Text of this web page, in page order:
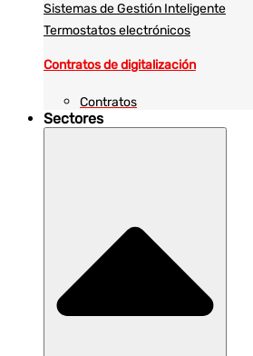
Sistemas de Gestión Inteligente
Termostatos electrónicos
Contratos de digitalización
Contratos
Sectores